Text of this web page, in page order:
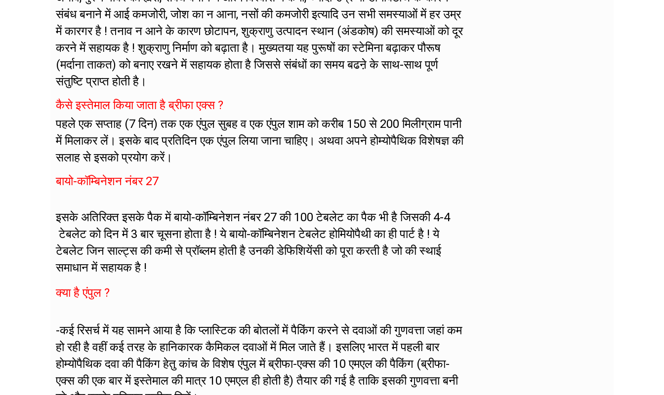
संबंध बनाने में आई कमजोरी, जोश का न आना, नसों की कमजोरी इत्यादि उन सभी समस्याओं में हर उम्र
में कारगर है ! तनाव न आने के कारण छोटापन, शुक्राणु उत्पादन स्थान (अंडकोष) की समस्याओं को दूर
करने में सहायक है ! शुक्राणु निर्माण को बढ़ाता है। मुख्यतया यह पुरूषों का स्टेमिना बढ़ाकर पौरूष
(मर्दाना ताकत) को बनाए रखने में सहायक होता है जिससे संबंधों का समय बढऩे के साथ-साथ पूर्ण
संतुष्टि प्राप्त होती है।
कैसे इस्तेमाल किया जाता है ब्रीफा एक्स ?
पहले एक सप्ताह (7 दिन) तक एक एंपुल सुबह व एक एंपुल शाम को करीब 150 से 200 मिलीग्राम पानी
में मिलाकर लें। इसके बाद प्रतिदिन एक एंपुल लिया जाना चाहिए। अथवा अपने होम्योपैथिक विशेषज्ञ की
सलाह से इसको प्रयोग करें।
बायो-कॉम्बिनेशन नंबर 27
इसके अतिरिक्त इसके पैक में बायो-कॉम्बिनेशन नंबर 27 की 100 टेबलेट का पैक भी है जिसकी 4-4
टेबलेट को दिन में 3 बार चूसना होता है ! ये बायो-कॉम्बिनेशन टेबलेट होमियोपैथी का ही पार्ट है ! ये
टेबलेट जिन साल्ट्स की कमी से प्रॉब्लम होती है उनकी डेफिशियेंसी को पूरा करती है जो की स्थाई
समाधान में सहायक है !
क्या है एंपुल ?
-कई रिसर्च में यह सामने आया है कि प्लास्टिक की बोतलों में पैकिंग करने से दवाओं की गुणवत्ता जहां कम
हो रही है वहीं कई तरह के हानिकारक कैमिकल दवाओं में मिल जाते हैं। इसलिए भारत में पहली बार
होम्योपैथिक दवा की पैकिंग हेतु कांच के विशेष एंपुल में ब्रीफा-एक्स की 10 एमएल की पैकिंग (ब्रीफा-
एक्स की एक बार में इस्तेमाल की मात्र 10 एमएल ही होती है) तैयार की गई है ताकि इसकी गुणवत्ता बनी